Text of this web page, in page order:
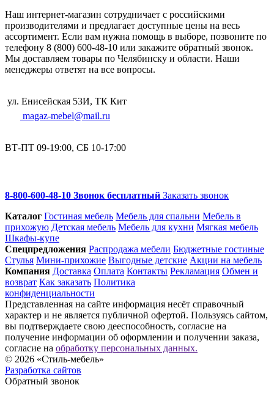
Наш интернет-магазин сотрудничает с российскими
производителями и предлагает доступные цены на весь
ассортимент. Если вам нужна помощь в выборе, позвоните по
телефону 8 (800) 600-48-10 или закажите обратный звонок.
Мы доставляем товары по Челябинску и области. Наши
менеджеры ответят на все вопросы.
ул. Енисейская 53И, ТК Кит
magaz-mebel@mail.ru
ВТ-ПТ 09-19:00, СБ 10-17:00
8-800-600-48-10 Звонок бесплатный Заказать звонок
Каталог Гостиная мебель Мебель для спальни Мебель в
прихожую Детская мебель Мебель для кухни Мягкая мебель
Шкафы-купе
Спец­предложения Распродажа мебели Бюджетные гостиные
Стулья Мини-прихожие Выгодные детские Акции на мебель
Компания Доставка Оплата Контакты Рекламация Обмен и
возврат Как заказать Политика
конфиденциальности
Представленная на сайте информация несёт справочный
характер и не является публичной офертой. Пользуясь сайтом,
вы подтверждаете свою дееспособность, согласие на
получение информации об оформлении и получении заказа,
согласие на обработку персональных данных.
© 2026 «Стиль-мебель»
Разработка сайтов
Обратный звонок